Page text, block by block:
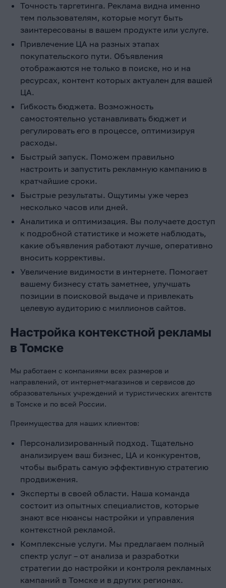
Точность таргетинга. Реклама видна именно
тем пользователям, которые могут быть
заинтересованы в вашем продукте или услуге.
Привлечение ЦА на разных этапах
покупательского пути. Объявления
отображаются не только в поиске, но и на
ресурсах, контент которых актуален для вашей
ЦА.
Гибкость бюджета. Возможность
самостоятельно устанавливать бюджет и
регулировать его в процессе, оптимизируя
расходы.
Быстрый запуск. Поможем правильно
настроить и запустить рекламную кампанию в
кратчайшие сроки.
Быстрые результаты. Ощутимы уже через
несколько часов или дней.
Аналитика и оптимизация. Вы получаете доступ
к подробной статистике и можете наблюдать,
какие объявления работают лучше, оперативно
вносить коррективы.
Увеличение видимости в интернете. Помогает
вашему бизнесу стать заметнее, улучшать
позиции в поисковой выдаче и привлекать
целевую аудиторию с миллионов сайтов.
Настройка контекстной рекламы
в Томске
Мы работаем с компаниями всех размеров и
направлений, от интернет-магазинов и сервисов до
образовательных учреждений и туристических агентств
в Томске и по всей России.
Преимущества для наших клиентов:
Персонализированный подход. Тщательно
анализируем ваш бизнес, ЦА и конкурентов,
чтобы выбрать самую эффективную стратегию
продвижения.
Эксперты в своей области. Наша команда
состоит из опытных специалистов, которые
знают все нюансы настройки и управления
контекстной рекламой.
Комплексные услуги. Мы предлагаем полный
спектр услуг – от анализа и разработки
стратегии до настройки и контроля рекламных
кампаний в Томске и в других регионах.